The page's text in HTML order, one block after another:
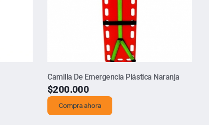
Camilla De Emergencia Plástica Naranja
$200.000
Compra ahora